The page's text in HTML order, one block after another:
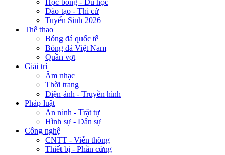
Đào tạo - Thi cử
Tuyển Sinh 2026
Thể thao
Bóng đá quốc tế
Bóng đá Việt Nam
Quần vợt
Giải trí
Âm nhạc
Thời trang
Điện ảnh - Truyền hình
Pháp luật
An ninh - Trật tự
Hình sự - Dân sự
Công nghệ
CNTT - Viễn thông
Thiết bị - Phần cứng